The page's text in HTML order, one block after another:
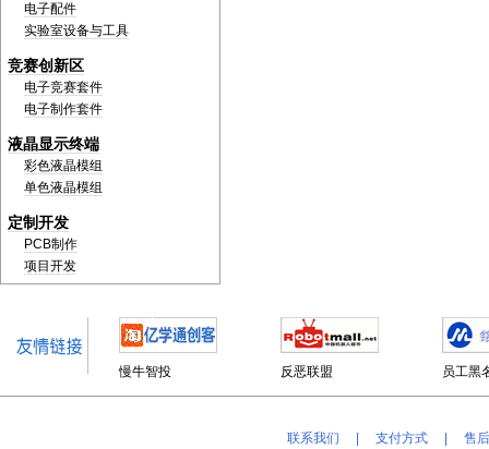
电子配件
实验室设备与工具
竞赛创新区
电子竞赛套件
电子制作套件
液晶显示终端
彩色液晶模组
单色液晶模组
定制开发
PCB制作
项目开发
慢牛智投 反恶联盟 员工黑
联系我们 |支付方式 |售